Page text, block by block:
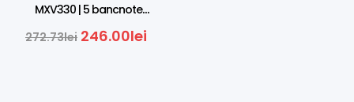
MXV330 | 5 bancnote
vertivcal, Șină Metalică, 6-24V
272.73lei 246.00lei